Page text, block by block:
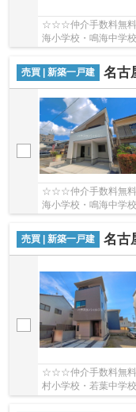
☆☆☆仲介手数料無料
海小学校・鳴海中学校
売買 | 新築一戸建 名古屋市緑
☆☆☆仲介手数料無料
海小学校・鳴海中学校
売買 | 新築一戸建 名古屋市
☆☆☆仲介手数料無料
村小学校・若葉中学校